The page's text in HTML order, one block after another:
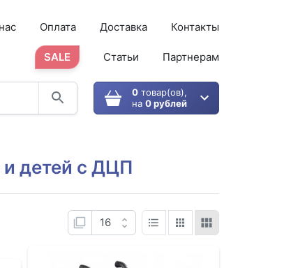
Оплата Доставка Контакты
SALE Статьи Партнерам
0товар(ов),
на 0 рублей
и детей с ДЦП